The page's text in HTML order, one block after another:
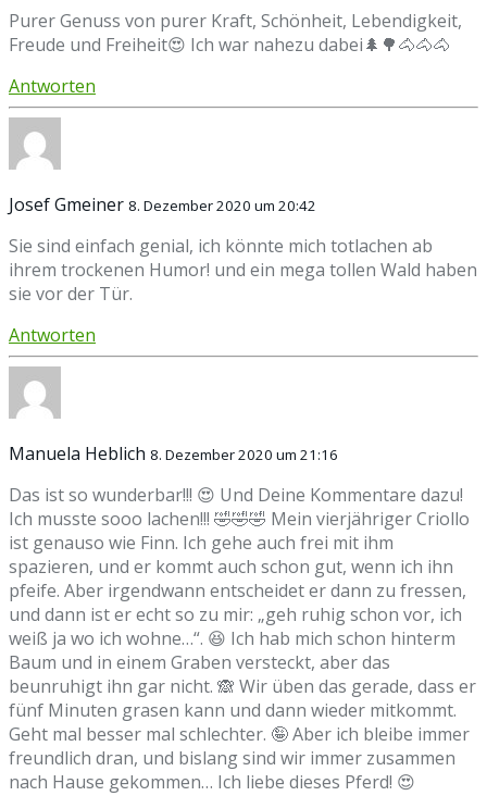
Purer Genuss von purer Kraft, Schönheit, Lebendigkeit,
Freude und Freiheit😍 Ich war nahezu dabei🌲🌳🐴🐴🐴
Antworten
Josef Gmeiner 8. Dezember 2020 um 20:42
Sie sind einfach genial, ich könnte mich totlachen ab
ihrem trockenen Humor! und ein mega tollen Wald haben
sie vor der Tür.
Antworten
Manuela Heblich 8. Dezember 2020 um 21:16
Das ist so wunderbar!!! 😍 Und Deine Kommentare dazu!
Ich musste sooo lachen!!! 🤣🤣🤣 Mein vierjähriger Criollo
ist genauso wie Finn. Ich gehe auch frei mit ihm
spazieren, und er kommt auch schon gut, wenn ich ihn
pfeife. Aber irgendwann entscheidet er dann zu fressen,
und dann ist er echt so zu mir: „geh ruhig schon vor, ich
weiß ja wo ich wohne…“. 😆 Ich hab mich schon hinterm
Baum und in einem Graben versteckt, aber das
beunruhigt ihn gar nicht. 🙈 Wir üben das gerade, dass er
fünf Minuten grasen kann und dann wieder mitkommt.
Geht mal besser mal schlechter. 🤪 Aber ich bleibe immer
freundlich dran, und bislang sind wir immer zusammen
nach Hause gekommen… Ich liebe dieses Pferd! 😍